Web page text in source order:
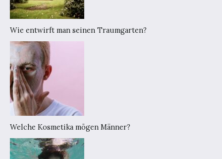
Wie entwirft man seinen Traumgarten?
Welche Kosmetika mögen Männer?